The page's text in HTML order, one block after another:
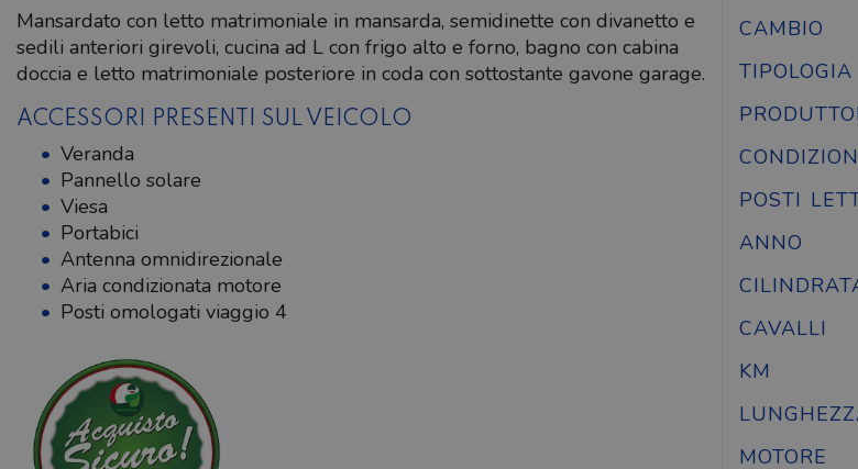
Mansardato con letto matrimoniale in mansarda, semidinette con divanetto e
sedili anteriori girevoli, cucina ad L con frigo alto e forno, bagno con cabina
doccia e letto matrimoniale posteriore in coda con sottostante gavone garage.
ACCESSORI PRESENTI SUL VEICOLO
Veranda
Pannello solare
Viesa
Portabici
Antenna omnidirezionale
Aria condizionata motore
Posti omologati viaggio 4
CAMBIO
TIPOLOGIA
POSTI
ANNO
CAVALLI
KM
MOTORE